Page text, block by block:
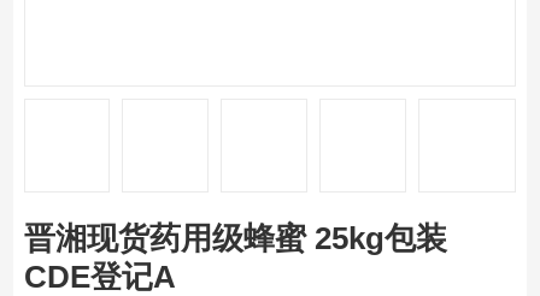
晋湘现货药用级蜂蜜 25kg包装
CDE登记A